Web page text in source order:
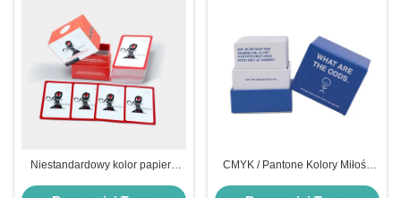
Niestandardowy kolor papieru
CMYK / Pantone Kolory Miłość